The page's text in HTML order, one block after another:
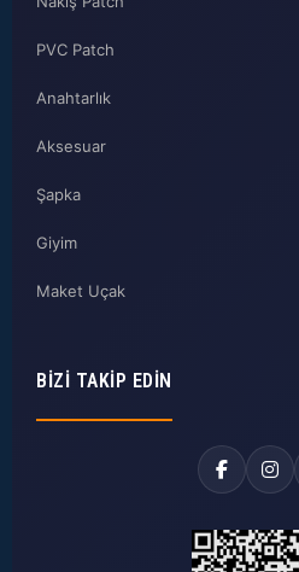
PVC Patch
Anahtarlık
Aksesuar
Şapka
Giyim
Maket Uçak
BIZI TAKIP EDIN